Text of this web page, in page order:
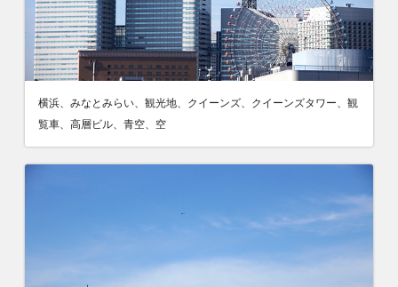
横浜、みなとみらい、観光地、クイーンズ、クイーンズタワー、観
覧車、高層ビル、青空、空